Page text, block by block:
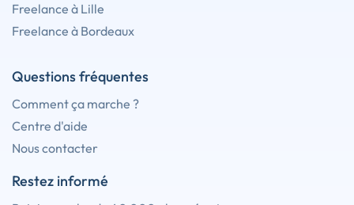
Freelance à Lille
Freelance à Bordeaux
Questions fréquentes
Comment ça marche ?
Centre d'aide
Nous contacter
Restez informé